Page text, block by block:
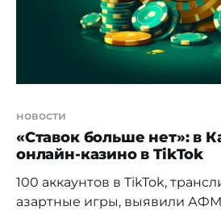
новости
«Ставок больше нет»: в
онлайн-казино в TikTok
100 аккаунтов в TikTok,
азартные игры, выявили